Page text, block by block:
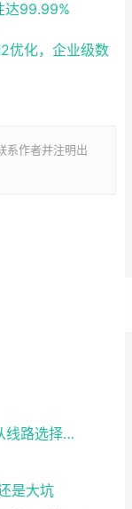
达99.99%
优化，企业级数
系作者并注明出
2025美国CN2云服务器购买攻略：从线路选择到实操最全指南
是大坑